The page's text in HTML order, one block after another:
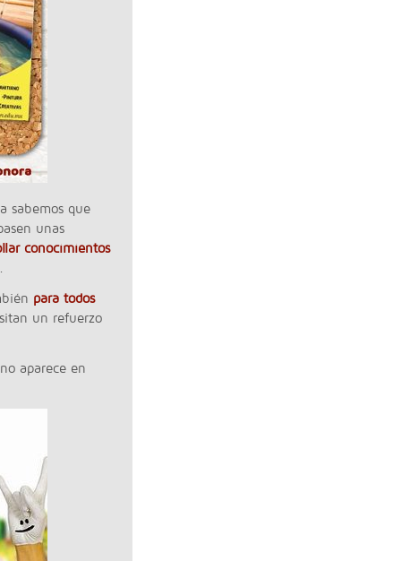
sabemos que
unas
conocimientos
para todos
un refuerzo
aparece en